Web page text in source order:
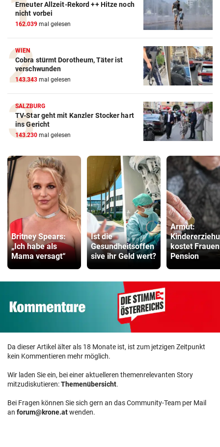
Erneuter Allzeit-Rekord ++ Hitze noch
nicht vorbei
162.039 mal gelesen
WIEN
Cobra stürmt Dorotheum, Täter ist
verschwunden
143.343 mal gelesen
SALZBURG
TV-Star geht mit Kanzler Stocker hart
ins Gericht
143.230 mal gelesen
Britney Spears:
„Ich habe als
Mama versagt“
Ist die
Gesundheitsoffen
sive ihr Geld wert?
Armut:
kostet
Pension
Da dieser Artikel älter als 18 Monate ist, ist zum jetzigen Zeitpunkt
kein Kommentieren mehr möglich.
Wir laden Sie ein, bei einer aktuelleren themenrelevanten Story
mitzudiskutieren:Themenübersicht.
Bei Fragen können Sie sich gern an das Community-Team per Mail
an forum@krone.atwenden.